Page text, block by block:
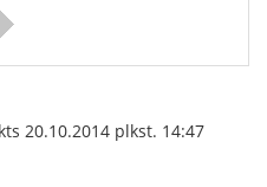
20.10.2014 plkst. 14:47